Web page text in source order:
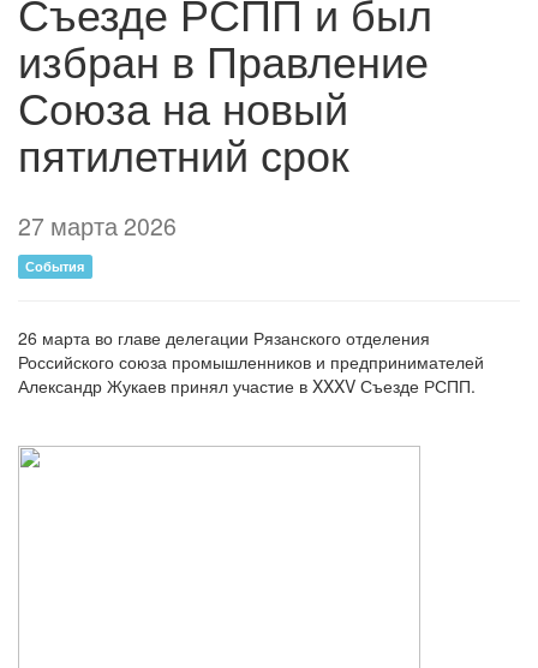
Съезде РСПП и был
избран в Правление
Союза на новый
пятилетний срок
27 марта 2026
События
26 марта во главе делегации Рязанского отделения
Российского союза промышленников и предпринимателей
Александр Жукаев принял участие в XXXV Съезде РСПП.